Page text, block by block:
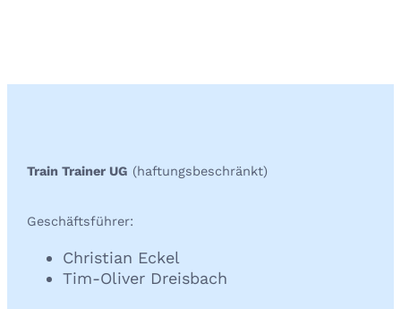
Train Trainer UG (haftungsbeschränkt)
Geschäftsführer:
Christian Eckel
Tim-Oliver Dreisbach